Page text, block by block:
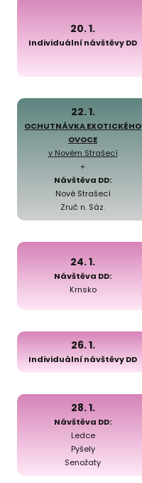
20. 1.
Individuální návštěvy DD
22. 1.
OCHUTNÁVKA EXOTICKÉHO
OVOCE
v Novém Strašecí
+
Návštěva DD:
Nové Strašecí
Zruč n. Sáz.
24. 1.
Návštěva DD:
Krnsko
26. 1.
Individuální návštěvy DD
28. 1.
Návštěva DD:
Ledce
Pyšely
Senožaty